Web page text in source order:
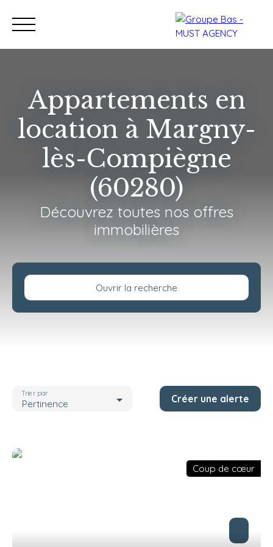
Nos bureaux Acheter Vendre Programmes
Estimation
Appartements en
location à Margny-
lès-Compiègne
(60280)
Découvrez toutes nos offres
immobilières
Ouvrir la recherche
Pièces max
Pertinence
Trier par Créer une alerte
Coup de cœur